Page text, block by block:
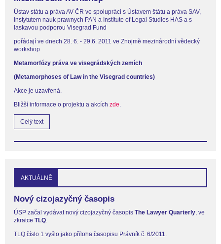
Ústav státu a práva AV ČR ve spolupráci s Ústavem štátu a práva SAV,
Instytutem nauk prawnych PAN a Institute of Legal Studies HAS a s
laskavou podporou Visegrad Fund
pořádají ve dnech 28. 6. - 29.6. 2011 ve Znojmě mezinárodní vědecký
workshop
Metamorfózy práva ve visegrádských zemích
(Metamorphoses of Law in the Visegrad countries)
Akce je uzavřená.
Bližší informace o projektu a akcích zde.
Celý text
AKTUÁLNĚ
Nový cizojazyčný časopis
ÚSP začal vydávat nový cizojazyčný časopis The Lawyer Quarterly, ve
zkratce TLQ.
TLQ číslo 1 vyšlo jako příloha časopisu Právník č. 6/2011.